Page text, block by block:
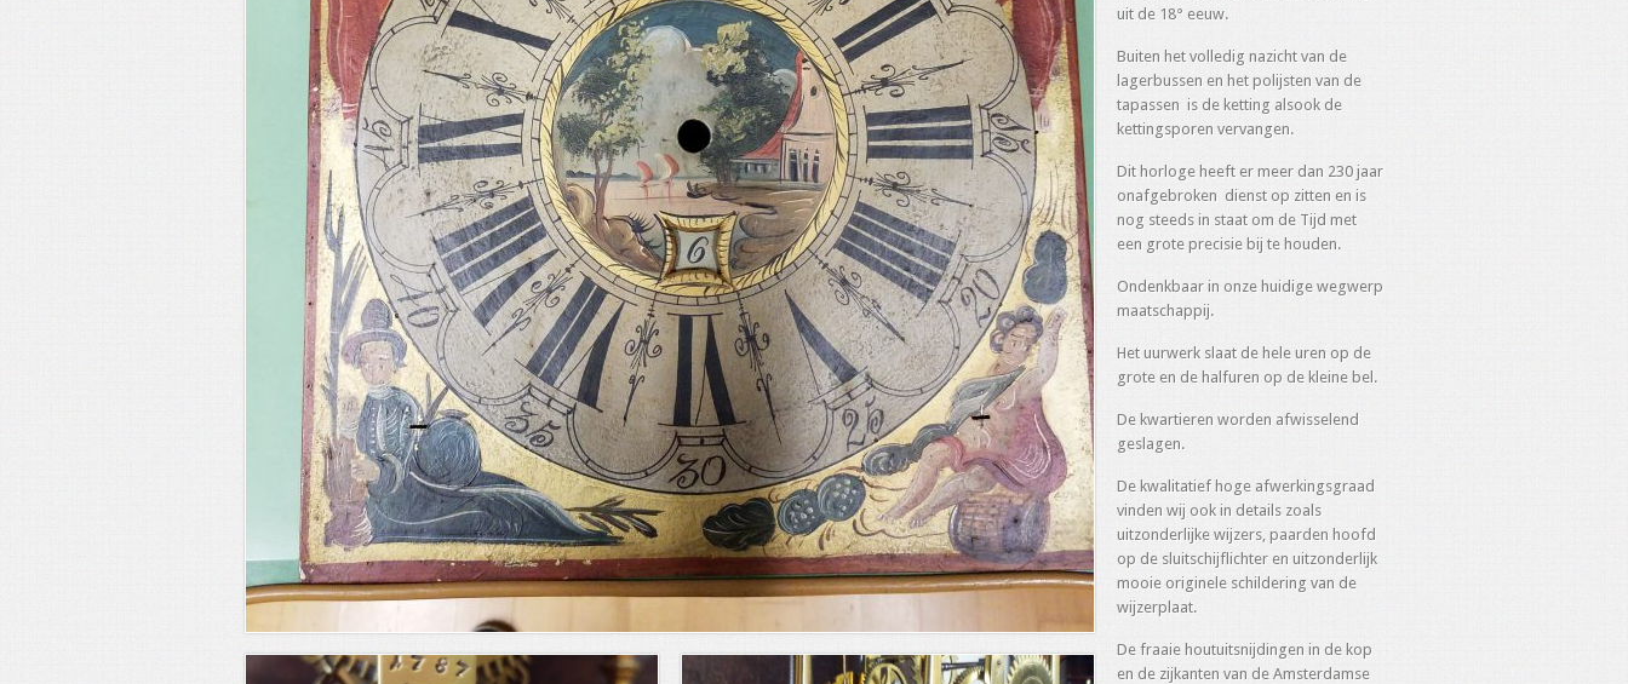
uit de 18° eeuw.
Buiten het volledig nazicht van de
lagerbussen en het polijsten van de
tapassen is de ketting alsook de
kettingsporen vervangen.
Dit horloge heeft er meer dan 230 jaar
onafgebroken dienst op zitten en is
nog steeds in staat om de Tijd met
een grote precisie bij te houden.
Ondenkbaar in onze huidige wegwerp
maatschappij.
Het uurwerk slaat de hele uren op de
grote en de halfuren op de kleine bel.
De kwartieren worden afwisselend
geslagen.
De kwalitatief hoge afwerkingsgraad
vinden wij ook in details zoals
uitzonderlijke wijzers, paarden hoofd
op de sluitschijflichter en uitzonderlijk
mooie originele schildering van de
wijzerplaat.
De fraaie houtuitsnijdingen in de kop
en de zijkanten van de Amsterdamse